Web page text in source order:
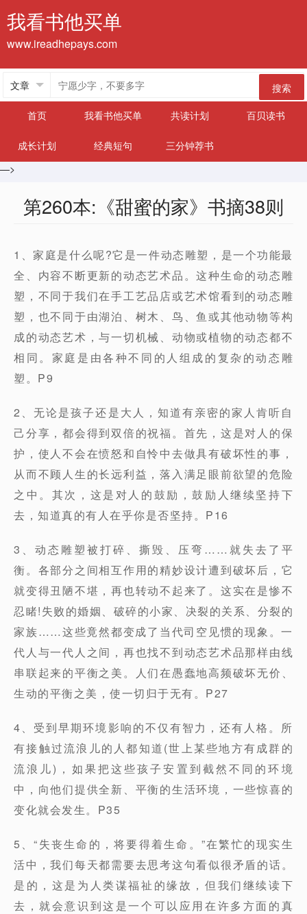
我看书他买单
www.ireadhepays.com
搜索
首页
我看书他买单 共读计划 百贝读书
成长计划 经典短句
三分钟荐书
—>
第260本:《甜蜜的家》书摘38则
1、家庭是什么呢?它是一件动态雕塑，是一个功能最
全、内容不断更新的动态艺术品。这种生命的动态雕
塑，不同于我们在手工艺品店或艺术馆看到的动态雕
塑，也不同于由湖泊、树木、鸟、鱼或其他动物等构
成的动态艺术，与一切机械、动物或植物的动态都不
相同。家庭是由各种不同的人组成的复杂的动态雕
塑。P9
2、无论是孩子还是大人，知道有亲密的家人肯听自
己分享，都会得到双倍的祝福。首先，这是对人的保
护，使人不会在愤怒和自怜中去做具有破坏性的事，
从而不顾人生的长远利益，落入满足眼前欲望的危险
之中。其次，这是对人的鼓励，鼓励人继续坚持下
去，知道真的有人在乎你是否坚持。P16
3、动态雕塑被打碎、撕毁、压弯……就失去了平
衡。各部分之间相互作用的精妙设计遭到破坏后，它
就变得丑陋不堪，再也转动不起来了。这实在是惨不
忍睹!失败的婚姻、破碎的小家、决裂的关系、分裂的
家族……这些竟然都变成了当代司空见惯的现象。一
代人与一代人之间，再也找不到动态艺术品那样由线
串联起来的平衡之美。人们在愚蠢地高频破坏无价、
生动的平衡之美，使一切归于无有。P27
4、受到早期环境影响的不仅有智力，还有人格。所
有接触过流浪儿的人都知道(世上某些地方有成群的
流浪儿)，如果把这些孩子安置到截然不同的环境
中，向他们提供全新、平衡的生活环境，一些惊喜的
变化就会发生。P35
5、“失丧生命的，将要得着生命。”在繁忙的现实生
活中，我们每天都需要去思考这句看似很矛盾的话。
是的，这是为人类谋福祉的缘故，但我们继续读下
去，就会意识到这是一个可以应用在许多方面的真